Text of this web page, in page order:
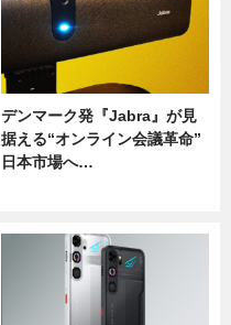
デンマーク発『Jabra』が見
据える“オンライン会議革命”
日本市場へ…